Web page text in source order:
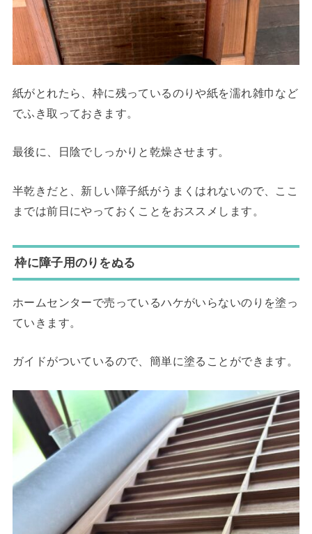
紙がとれたら、枠に残っているのりや紙を濡れ雑巾など
でふき取っておきます。
最後に、日陰でしっかりと乾燥させます。
半乾きだと、新しい障子紙がうまくはれないので、ここ
までは前日にやっておくことをおススメします。
枠に障子用のりをぬる
ホームセンターで売っているハケがいらないのりを塗っ
ていきます。
ガイドがついているので、簡単に塗ることができます。